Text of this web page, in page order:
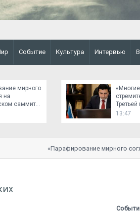
Событие Культура Интервью
мирного
на
саммите
событием»
13:47
«Парафирование мирного
событием»